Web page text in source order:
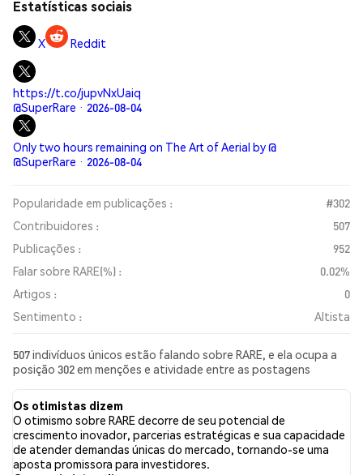
Estatísticas sociais
X Reddit
https://t.co/jupvNxUaiq
@SuperRare · 2026-08-04
Only two hours remaining on The Art of Aerial by @
@SuperRare · 2026-08-04
Popularidade em publicações :
#302
Contribuidores :
507
Publicações :
952
Falar sobre RARE(%) :
0.02%
Artigos :
0
Sentimento :
Altista
507 indivíduos únicos estão falando sobre RARE, e ela ocupa a
posição 302 em menções e atividade entre as postagens
RARE em todas as redes sociais foi Altista. Por fim, foram
publicados 0 artigos de notícias sobre RARE. No Twitter, 31.00%
dos tweets apresentaram um sentimento otimista em
comparação com 5.13% dos tweets com sentimento pessimista
sobre RARE. 63.87% dos tweets foram neutros em relação a
RARE. Esses sentimentos são baseados em 858 tweets.
Os otimistas dizem
O otimismo sobre RARE decorre de seu potencial de
crescimento inovador, parcerias estratégicas e sua capacidade
de atender demandas únicas do mercado, tornando-se uma
aposta promissora para investidores.